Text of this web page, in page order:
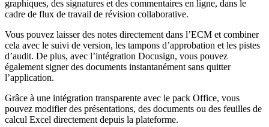
graphiques, des signatures et des commentaires en ligne, dans le
cadre de flux de travail de révision collaborative.
Vous pouvez laisser des notes directement dans l’ECM et combiner
cela avec le suivi de version, les tampons d’approbation et les pistes
d’audit. De plus, avec l’intégration Docusign, vous pouvez
également signer des documents instantanément sans quitter
l’application.
Grâce à une intégration transparente avec le pack Office, vous
pouvez modifier des présentations, des documents ou des feuilles de
calcul Excel directement depuis la plateforme.